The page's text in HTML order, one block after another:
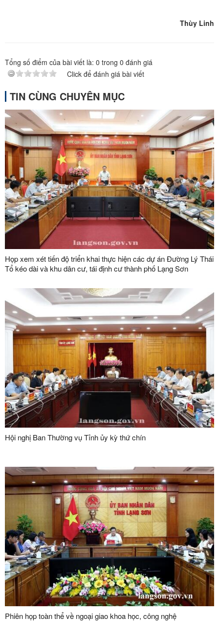
Thùy Linh
Tổng số điểm của bài viết là: 0 trong 0 đánh giá
Click để đánh giá bài viết
TIN CÙNG CHUYÊN MỤC
Họp xem xét tiến độ triển khai thực hiện các dự án Đường Lý Thái
Tổ kéo dài và khu dân cư, tái định cư thành phố Lạng Sơn
Hội nghị Ban Thường vụ Tỉnh ủy kỳ thứ chín
Phiên họp toàn thể về ngoại giao khoa học, công nghệ